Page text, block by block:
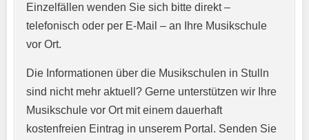
Kurzprofil der Musikschule*
Einzelfällen wenden Sie sich bitte direkt –
telefonisch oder per E-Mail – an Ihre Musikschule
vor Ort.
Die Informationen über die Musikschulen in Stulln
sind nicht mehr aktuell? Gerne unterstützen wir Ihre
Musikschule vor Ort mit einem dauerhaft
kostenfreien Eintrag in unserem Portal. Senden Sie